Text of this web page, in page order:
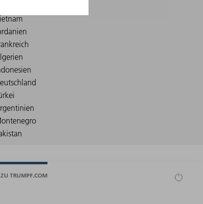
ZU TRUMPF.COM